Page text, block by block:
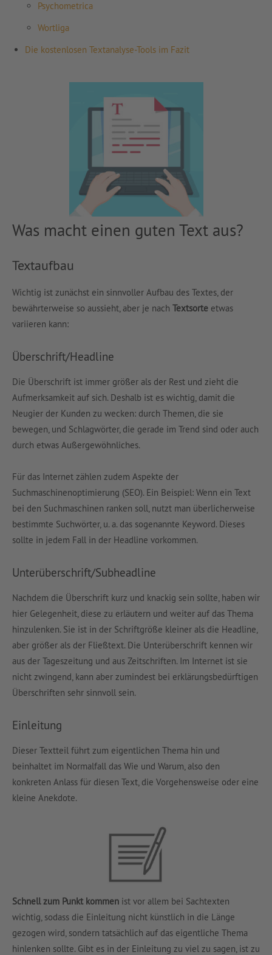
Psychometrica
Wortliga
Die kostenlosen Textanalyse-Tools im Fazit
Was macht einen guten Text aus?
Textaufbau
Wichtig ist zunächst ein sinnvoller Aufbau des Textes, der
bewährterweise so aussieht, aber je nach Textsorte etwas
variieren kann:
Überschrift/Headline
Die Überschrift ist immer größer als der Rest und zieht die
Aufmerksamkeit auf sich. Deshalb ist es wichtig, damit die
Neugier der Kunden zu wecken: durch Themen, die sie
bewegen, und Schlagwörter, die gerade im Trend sind oder auch
durch etwas Außergewöhnliches.
Für das Internet zählen zudem Aspekte der
Suchmaschinenoptimierung (SEO). Ein Beispiel: Wenn ein Text
bei den Suchmaschinen ranken soll, nutzt man überlicherweise
bestimmte Suchwörter, u. a. das sogenannte Keyword. Dieses
sollte in jedem Fall in der Headline vorkommen.
Unterüberschrift/Subheadline
Nachdem die Überschrift kurz und knackig sein sollte, haben wir
hier Gelegenheit, diese zu erläutern und weiter auf das Thema
hinzulenken. Sie ist in der Schriftgröße kleiner als die Headline,
aber größer als der Fließtext. Die Unterüberschrift kennen wir
aus der Tageszeitung und aus Zeitschriften. Im Internet ist sie
nicht zwingend, kann aber zumindest bei erklärungsbedürftigen
Überschriften sehr sinnvoll sein.
Einleitung
Dieser Textteil führt zum eigentlichen Thema hin und
beinhaltet im Normalfall das Wie und Warum, also den
konkreten Anlass für diesen Text, die Vorgehensweise oder eine
kleine Anekdote.
Schnell zum Punkt kommen ist vor allem bei Sachtexten
wichtig, sodass die Einleitung nicht künstlich in die Länge
gezogen wird, sondern tatsächlich auf das eigentliche Thema
hinlenken sollte. Gibt es in der Einleitung zu viel zu sagen, ist zu